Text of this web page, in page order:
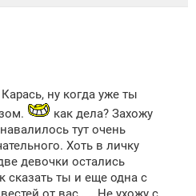
ну когда уже ты
как дела? Захожу
тут очень
Хоть в личку
девочки остались
сказать ты и еще одна с